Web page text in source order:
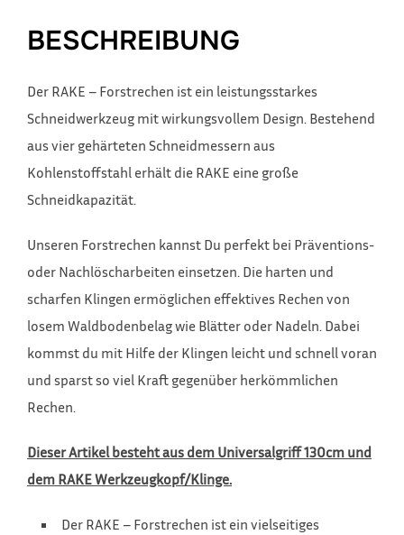
BESCHREIBUNG
Der RAKE – Forstrechen ist ein leistungsstarkes
Schneidwerkzeug mit wirkungsvollem Design. Bestehend
aus vier gehärteten Schneidmessern aus
Kohlenstoffstahl erhält die RAKE eine große
Schneidkapazität.
Unseren Forstrechen kannst Du perfekt bei Präventions-
oder Nachlöscharbeiten einsetzen. Die harten und
scharfen Klingen ermöglichen effektives Rechen von
losem Waldbodenbelag wie Blätter oder Nadeln. Dabei
kommst du mit Hilfe der Klingen leicht und schnell voran
und sparst so viel Kraft gegenüber herkömmlichen
Rechen.
Dieser Artikel besteht aus dem Universalgriff 130cm und
dem RAKE Werkzeugkopf/Klinge.
Der RAKE – Forstrechen ist ein vielseitiges